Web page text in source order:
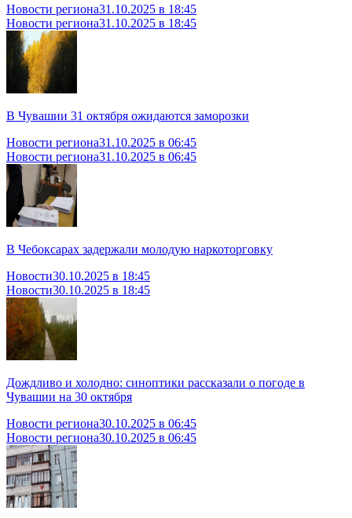
Новости региона31.10.2025 в 18:45
Новости региона31.10.2025 в 18:45
В Чувашии 31 октября ожидаются заморозки
Новости региона31.10.2025 в 06:45
Новости региона31.10.2025 в 06:45
В Чебоксарах задержали молодую наркоторговку
Новости30.10.2025 в 18:45
Новости30.10.2025 в 18:45
Дождливо и холодно: синоптики рассказали о погоде в
Чувашии на 30 октября
Новости региона30.10.2025 в 06:45
Новости региона30.10.2025 в 06:45